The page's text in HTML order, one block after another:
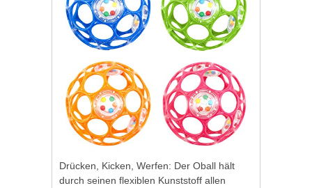
Drücken, Kicken, Werfen: Der Oball hält
durch seinen flexiblen Kunststoff allen